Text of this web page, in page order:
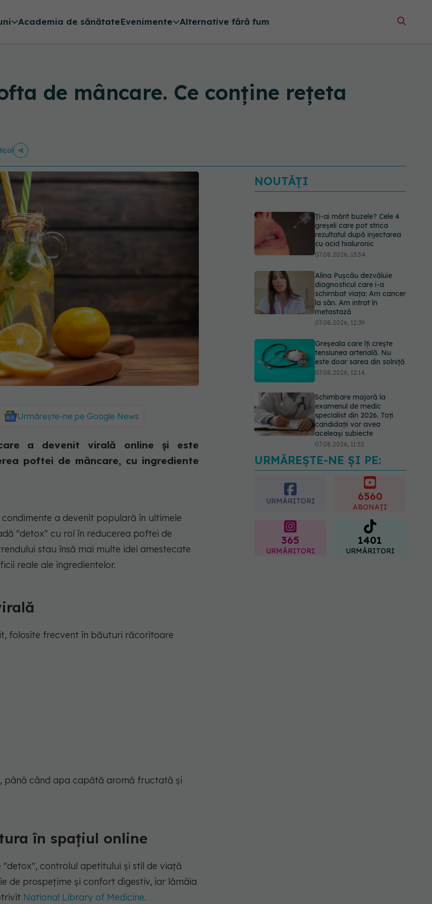
Academia de sănătateEvenimente Alternative fără fum
de mâncare. Ce conține rețeta
Urmărește-ne pe Google News
a devenit virală online și este
poftei de mâncare, cu ingrediente
a devenit populară în ultimele
"detox" cu rol în reducerea poftei de
stau însă mai multe idei amestecate
reale ale ingredientelor.
folosite frecvent în băuturi răcoritoare
până când apa capătă aromă fructată și
în spațiul online
controlul apetitului și stil de viață
de prospețime și confort digestiv, iar lămâia
National Library of Medicine.
NOUTĂȚI
Ți-ai mărit buzele? Cele 4
greșeli care pot strica
rezultatul după injectarea
cu acid hialuronic
07.08.2026, 13:54
Alina Pușcău dezvăluie
diagnosticul care i-a
schimbat viața: Am cancer
la sân. Am intrat în
metastază
07.08.2026, 12:39
Greșeala care îți crește
tensiunea arterială. Nu
este doar sarea din solniță
07.08.2026, 12:14
Schimbare majoră la
examenul de medic
specialist din 2026. Toți
candidații vor avea
aceleași subiecte
07.08.2026, 11:52
Cât durează simptomele
URMĂREȘTE-NE ȘI PE:
URMĂRITORI 6560
ABONAȚI
365
URMĂRITORI
1401
URMĂRITORI